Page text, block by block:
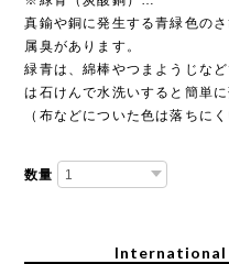
真鍮や銅に発生する青緑色の
属臭があります。
緑青は、綿棒やつまようじな
は石けんで水洗いすると簡単に
（布などについた色は落ちに
数量
International